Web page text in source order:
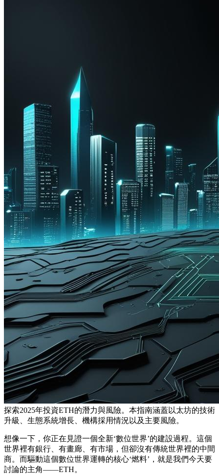
探索2025年投資ETH的潛力與風險。本指南涵蓋以太坊的技術
升級、生態系統增長、機構採用情況以及主要風險。
想像一下，你正在見證一個全新‘數位世界’的建設過程。這個
世界裡有銀行、有畫廊、有市場，但卻沒有傳統世界裡的中間
商。而驅動這個數位世界運轉的核心‘燃料’，就是我們今天要
討論的主角——ETH。